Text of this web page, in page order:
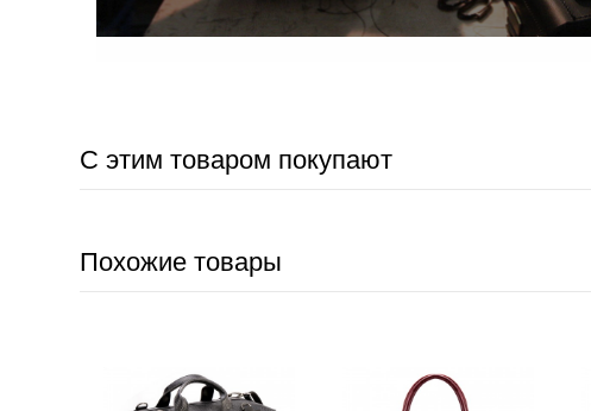
С этим товаром покупают
Похожие товары